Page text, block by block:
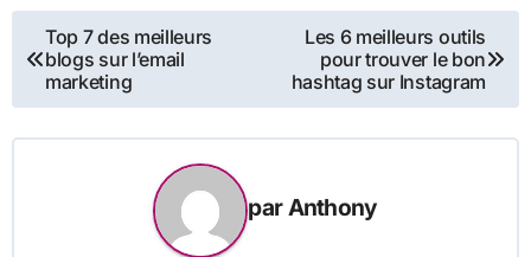
Navigation
de
l’article
Top 7 des meilleurs
blogs sur l’email
marketing
Les 6 meilleurs outils
pour trouver le bon
hashtag sur Instagram
parAnthony